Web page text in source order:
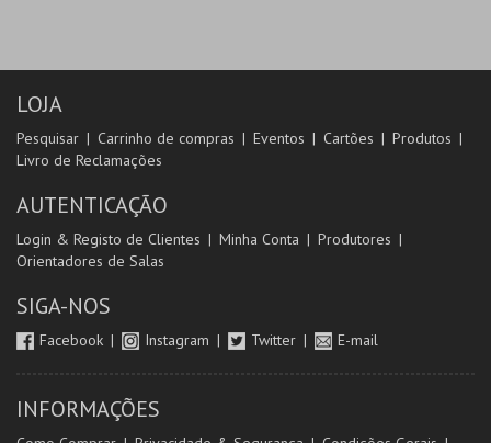
LOJA
Pesquisar Carrinho de compras Eventos Cartões
Produtos
Livro de Reclamações
AUTENTICAÇÃO
Login & Registo de Clientes Minha Conta
Produtores
Orientadores de Salas
SIGA-NOS
Facebook Instagram Twitter E-mail
INFORMAÇÕES